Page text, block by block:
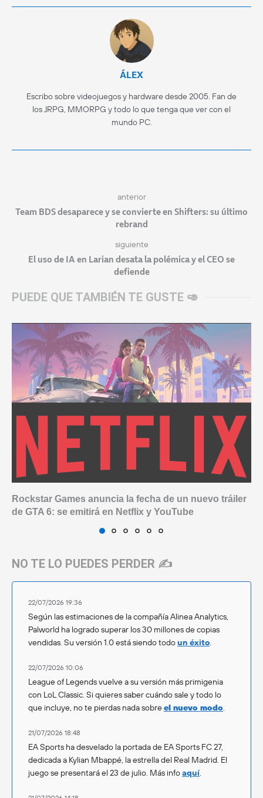
ÁLEX
Escribo sobre videojuegos y hardware desde 2005. Fan de
los JRPG, MMORPG y todo lo que tenga que ver con el
mundo PC.
anterior
Team BDS desaparece y se convierte en Shifters: su último
rebrand
siguiente
El uso de IA en Larian desata la polémica y el CEO se
defiende
PUEDE QUE TAMBIÉN TE GUSTE 🥑
Rockstar Games anuncia la fecha de un nuevo tráiler
de GTA 6: se emitirá en Netflix y YouTube
NO TE LO PUEDES PERDER ✍️
22/07/2026 19:36
Según las estimaciones de la compañía Alinea Analytics,
Palworld ha logrado superar los 30 millones de copias
vendidas. Su versión 1.0 está siendo todoun éxito.
22/07/2026 10:06
League of Legends vuelve a su versión más primigenia
con LoL Classic. Si quieres saber cuándo sale y todo lo
que incluye, no te pierdas nada sobreel nuevo modo.
21/07/2026 18:48
EA Sports ha desvelado la portada de EA Sports FC 27,
dedicada a Kylian Mbappé, la estrella del Real Madrid. El
juego se presentará el 23 de julio. Más infoaquí.